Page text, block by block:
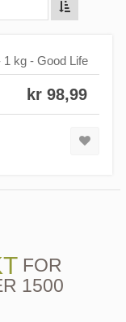
kg - Good Life
kr 98,99
FOR
1500